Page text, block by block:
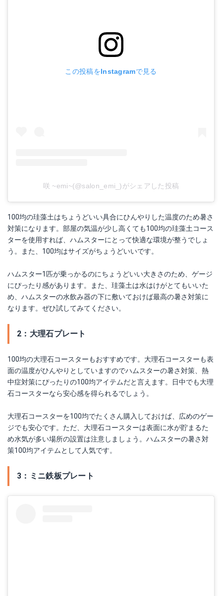
この投稿をInstagramで見る
咲 ~emi~(@salon_emi_)がシェアした投稿
100均の珪藻土はちょうどいい具合にひんやりした温度のため暑さ
対策になります。部屋の気温が少し高くても100均の珪藻土コース
ターを使用すれば、ハムスターにとって快適な環境が整うでしょ
う。また、100均はサイズがちょうどいいです。
ハムスター1匹が乗っかるのにちょうどいい大きさのため、ゲージ
にぴったり感があります。また、珪藻土は水はけがとてもいいた
め、ハムスターの水飲み器の下に敷いておけば最高の暑さ対策に
なります。ぜひ試してみてください。
2：大理石プレート
100均の大理石コースターもおすすめです。大理石コースターも表
面の温度がひんやりとしていますのでハムスターの暑さ対策、熱
中症対策にぴったりの100均アイテムだと言えます。日中でも大理
石コースターなら安心感を得られるでしょう。
大理石コースターを100均でたくさん購入しておけば、広めのゲー
ジでも安心です。ただ、大理石コースターは表面に水が貯まるた
め水気が多い場所の設置は注意しましょう。ハムスターの暑さ対
策100均アイテムとして人気です。
3：ミニ鉄板プレート